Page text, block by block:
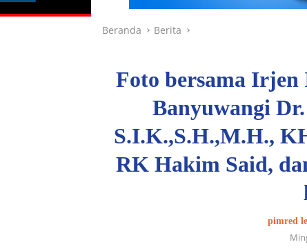
Beranda Berita
Foto bersama Irjen
Banyuwangi
S.I.K.,S.H.,M.H.,
RK Hakim Said,
pimred